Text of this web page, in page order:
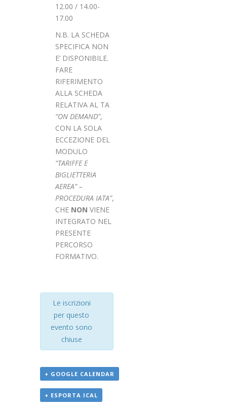
12.00 / 14.00-
17.00
N.B. LA SCHEDA
SPECIFICA NON
E’ DISPONIBILE.
FARE
RIFERIMENTO
ALLA SCHEDA
RELATIVA AL TA
“ON DEMAND”,
CON LA SOLA
ECCEZIONE DEL
MODULO
“TARIFFE E
BIGLIETTERIA
AEREA” –
PROCEDURA IATA”,
CHE NON VIENE
INTEGRATO NEL
PRESENTE
PERCORSO
FORMATIVO.
Le iscrizioni
per questo
evento sono
chiuse
+ GOOGLE CALENDAR
+ ESPORTA ICAL